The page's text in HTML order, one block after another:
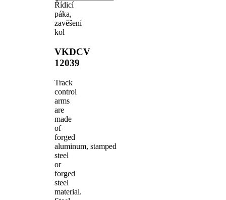
Řídicí
páka,
zavěšení
kol
VKDCV
12039
Track
control
arms
are
made
of
forged
aluminum, stamped
steel
or
forged
steel
material.